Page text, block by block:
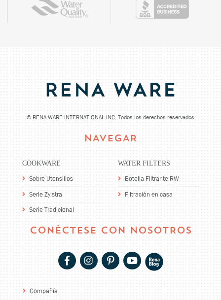
© RENA WARE INTERNATIONAL INC. Todos los derechos reservados
NAVEGAR
COOKWARE
Sobre Utensilios
Serie Zylstra
Serie Tradicional
WATER FILTERS
Botella Filtrante RW
Filtración en casa
CONÉCTESE CON NOSOTROS
Compañía